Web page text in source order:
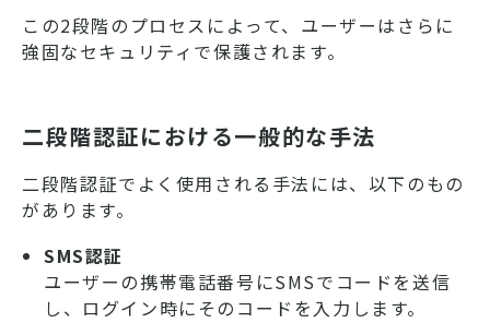
この2段階のプロセスによって、ユーザーはさらに
強固なセキュリティで保護されます。
二段階認証における一般的な手法
二段階認証でよく使用される手法には、以下のもの
があります。
SMS認証
ユーザーの携帯電話番号にSMSでコードを送信
し、ログイン時にそのコードを入力します。